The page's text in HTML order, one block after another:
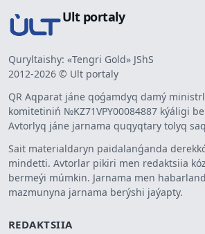
Ult portaly
Quryltaishy: «Tengri Gold» JShS
2012-2026 © Ult portaly
QR Aqparat jáne qoǵamdyq damý
komitetiniń №KZ71VPY00084887 kýáligi
Avtorlyq jáne jarnama quqyqtary tolyq
Sait materialdaryn paidalanǵanda
mindetti. Avtorlar pikiri men redaktsiia
bermeýi múmkin. Jarnama men
mazmunyna jarnama berýshi jaýapty.
REDAKTSIIA